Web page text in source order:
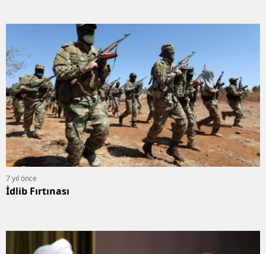
7 yıl önce
İdlib Fırtınası